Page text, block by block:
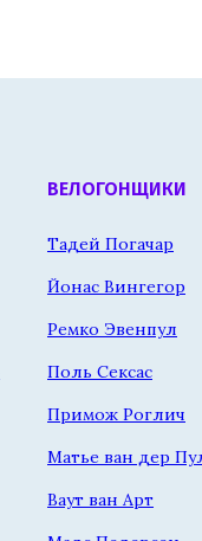
ВЕЛОГОНЩИКИ
Тадей Погачар
Йонас Вингегор
Ремко Эвенпул
Поль Сексас
Примож Роглич
Матье ван дер
Ваут ван Арт